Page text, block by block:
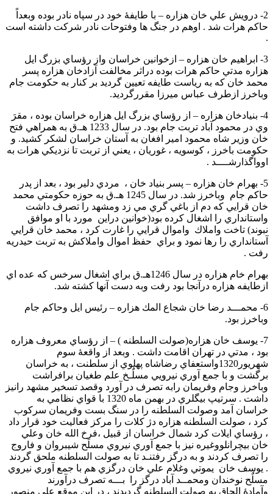
2- درويش علي خان هزاره – با طايفۀ خود در سپاه نادر بوده وبعداً
حاكم هرات شد . اوهم در جنگ ها وفتوحات نادر شركت داشته است
.
3- ابراهيم خان هزاره – ازخوانين خراسان واز رؤساي بزرگ ايل
هزاره مدتي حاكم هرات بوده دراثر مخالفت آزادخان هزاره پسر
محمد خان كه به رياست طايفه تعيين گرديد بر كنار به حكومت جام
وباخرز ازطرف عباس ميرزا مقررگرديد.
4- بنيادخان هزاره – از رؤساي بزرگ ايل هزاره خراسان بوده ، مقرَ
وي در محمود آباد تربت جام بود. در سال 1233 هـ.ق به همراهي فتح
خان وزير شاه محمود امير افغان به آستان خراسان لشكر كشيد. و
حكومت باخرز ، كوسويه ، غوريان ، يعني از تربت تا نزديكي هرات به
اوواگذارشــــد .
5- بهرام خان هزاره – پسر بنياد خان ، مردي دلير بود ، بعد از پدر
حاكم جام وباخرز شد. در سال 1245 هـ.ق به حوزه حكومتي محمد
خان قرايي كه دم از باغي گري مي زد ومشهد را تصرف داشت
واستانداري را اشغال كرده بود(خوانين دراين مورد با او موافق
نبوند) تاخت واملاك واموال قرايي را غارت كرد ، محمد خان قرايي
آستانداري را رها نمود و براي حفظ اموال واملاكش به تربت حيدريه
رفت .
بهرام خام هزاره در سال 1246هـ.ق براي اشغال سرخس كه عده اي
ازطايفه هزاره درآنجا بود رفت وبه دست آنها كشته شد.
6- محمـــد رضا خان شجاع المك هزاره – رئيس ايل وحاكم جام
وباخرز بود.
7- يوسف خان هزاره(صولت السلطنه ) – از رؤساي معروف هزاره
بود ، مدتي در تهران اقامت داشت . وبعد از واقعۀ سوم
شهريور1320واستعفاي رضاشاه پهلوي از سلطنت ، به خراسان
برگشت و با جمع آوري نيرويي مسلٌـخ علم طغيان برافراشت
وباخرز وجام وفريمان رابه تصرف در آورد وقصد تسخير مشهد رانيز
داشت . سرتيپ بيگلري در بهمن ماه 1320 با قواي نظامي به
خراسان آمد وصولت السلطنه را در سنگ بست وفريمان سركوب
كرد ، صولت السلطنه هزاره دژ كلات را مركز فعاليت خود قرار داد
، رؤساي ايلات كرد شمال خراسان از قبيل ،فرخ الله خان وعلي
خان بيچرانلووغيره نيز با جمع آوري نيروي مسلَح شيبروان و فاروج
را تصرف كردند و به درگز رفتنـد تا به صولت السلطنه ملحق گردند
. يوسف خان يموتي وغلام علي خان درگزي هم با جمع آوري نيروي
مسلٌح نوخندان ومحمــد آباد درگز را بـــه تصرف درآورند
وآمادۀ الحاق به صولت السلطنه گرديدند ، در اين موقع علي منصور